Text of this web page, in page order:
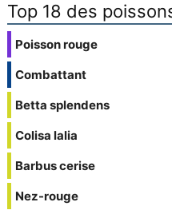
Top 18 des
Poisson rouge
Combattant
Betta splendens
Colisa lalia
Barbus cerise
Nez-rouge